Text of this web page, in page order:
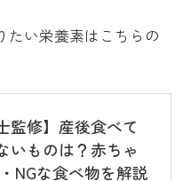
たい栄養素はこちらの
監修】産後食べて
いものは？赤ちゃ
NGな食べ物を解説